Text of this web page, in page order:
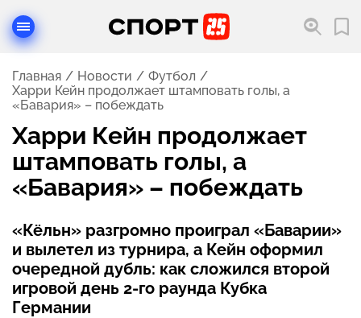
Главная Новости
Футбол
Харри Кейн продолжает штамповать голы, а
«Бавария» – побеждать
Харри Кейн продолжает
штамповать голы, а
«Бавария» – побеждать
«Кёльн» разгромно проиграл «Баварии»
и вылетел из турнира, а Кейн оформил
очередной дубль: как сложился второй
игровой день 2-го раунда Кубка
Германии